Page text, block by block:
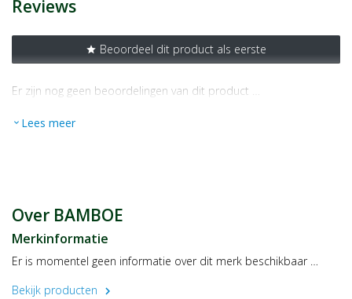
Reviews
star Beoordeel dit product als eerste
Er zijn nog geen beoordelingen van dit product …
expand_more Lees meer
Over BAMBOE
Merkinformatie
Er is momentel geen informatie over dit merk beschikbaar …
Bekijk producten
chevron_right